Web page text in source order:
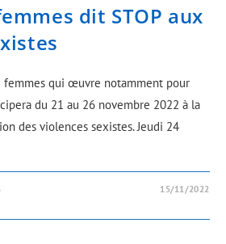
dit STOP aux
femmes qui œuvre notamment pour
du 21 au 26 novembre 2022 à la
des violences sexistes. Jeudi 24
15/11/2022